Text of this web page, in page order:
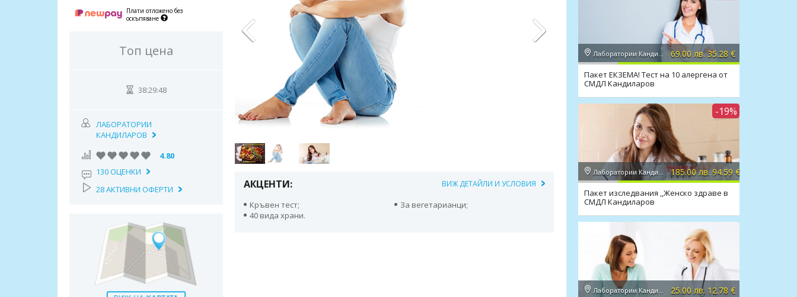
АКЦЕНТИ: ВИЖ ДЕТАЙЛИ И УСЛОВИЯ
Кръвен тест;
За вегетарианци;
40 вида храни.
Плати отложено без
оскъпяване
Топ цена
38:29:47
ЛАБОРАТОРИИ
КАНДИЛАРОВ
4.80
130 ОЦЕНКИ
28 АКТИВНИ ОФЕРТИ
Лаборатории Кандиларов 69.00 лв. 35.28 €
Пакет ЕКЗЕМА! Тест на 10 алергена от
СМДЛ Кандиларов
-19%
Лаборатории Кандиларов 185.00 лв. 94.59 €
Пакет изследвания ,,Женско здраве в
СМДЛ Кандиларов
Лаборатории Кандиларов 25.00 лв. 12.78 €